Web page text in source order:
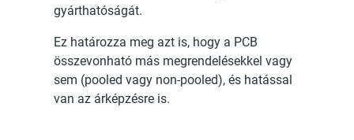
gyárthatóságát.
Ez határozza meg azt is, hogy a PCB
összevonható más megrendelésekkel vagy
sem (pooled vagy non-pooled), és hatással
van az árképzésre is.